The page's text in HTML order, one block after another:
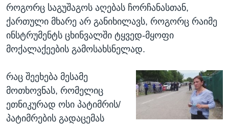
როგორც საგუშაგოს აღებას ჩორჩანასთან,
ქართული მხარე არ განიხილავს, როგორც რაიმე
ინსტრუმენტს ცხინვალში ტყვედ-მყოფი
მოქალაქეების გამოსახსნელად.
რაც შეეხება მესამე
მოთხოვნას, რომელიც
ეთნიკურად ოსი პატიმრის/
პატიმრების გადაცემას